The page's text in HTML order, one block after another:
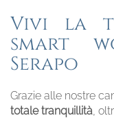
Vivi la
smart
Serapo
Grazie alle nostre
totale tranquillità ,